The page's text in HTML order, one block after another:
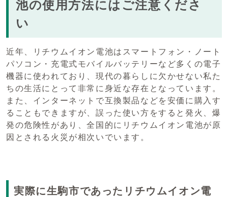
池の使用方法にはご注意くださ
い
近年、リチウムイオン電池はスマートフォン・ノート
パソコン・充電式モバイルバッテリーなど多くの電子
機器に使われており、現代の暮らしに欠かせない私た
ちの生活にとって非常に身近な存在となっています。
また、インターネットで互換製品などを安価に購入す
ることもできますが、誤った使い方をすると発火、爆
発の危険性があり、全国的にリチウムイオン電池が原
因とされる火災が相次いでいます。
実際に生駒市であったリチウムイオン電